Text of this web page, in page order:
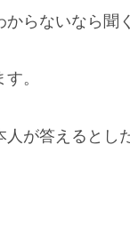
らないなら聞
。
が答えるとし